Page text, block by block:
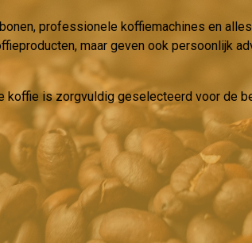
professionele koffiemachines en
maar geven ook persoonlijk
koffie is zorgvuldig geselecteerd voor de